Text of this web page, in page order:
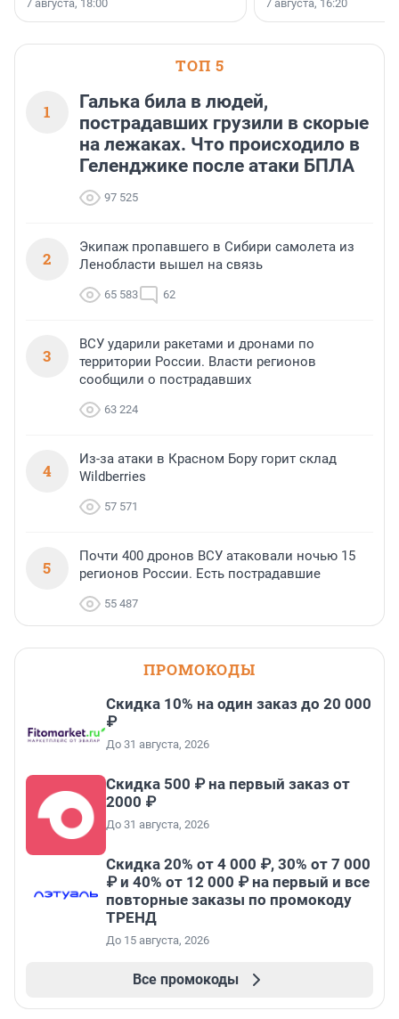
7 августа, 18:00
поменялась роль
7 августа, 16:20
ТОП 5
1
Галька била в людей,
пострадавших грузили в скорые
на лежаках. Что происходило в
Геленджике после атаки БПЛА
97 525
2
Экипаж пропавшего в Сибири самолета из
Ленобласти вышел на связь
65 583 62
3
ВСУ ударили ракетами и дронами по
территории России. Власти регионов
сообщили о пострадавших
63 224
4
Из-за атаки в Красном Бору горит склад
Wildberries
57 571
5
Почти 400 дронов ВСУ атаковали ночью 15
регионов России. Есть пострадавшие
55 487
ПРОМОКОДЫ
Скидка 10% на один заказ до 20 000
₽
До 31 августа, 2026
Скидка 500 ₽ на первый заказ от
2000 ₽
До 31 августа, 2026
Скидка 20% от 4 000 ₽, 30% от 7 000
₽ и 40% от 12 000 ₽ на первый и все
повторные заказы по промокоду
ТРЕНД
До 15 августа, 2026
Все промокоды